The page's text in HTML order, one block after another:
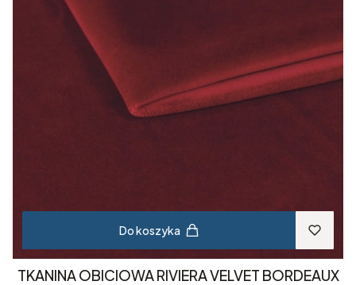
Do koszyka
TKANINA OBICIOWA RIVIERA VELVET BORDEAUX